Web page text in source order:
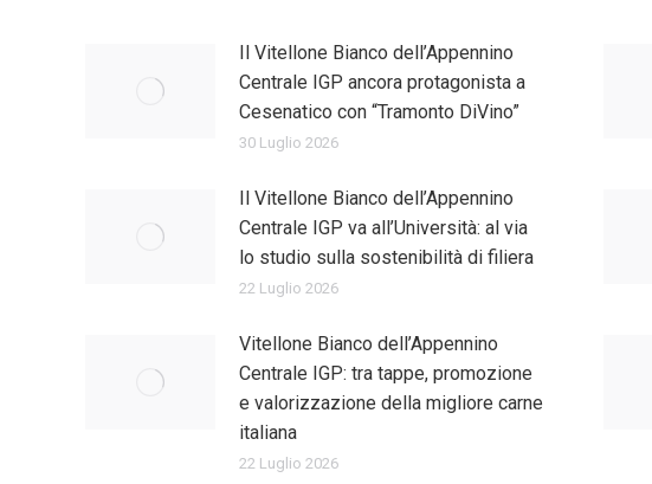
Il Vitellone Bianco dell’Appennino
Centrale IGP ancora protagonista a
Cesenatico con “Tramonto DiVino”
30 Luglio 2026
Il Vitellone Bianco dell’Appennino
Centrale IGP va all’Università: al via
lo studio sulla sostenibilità di filiera
22 Luglio 2026
Vitellone Bianco dell’Appennino
Centrale IGP: tra tappe, promozione
e valorizzazione della migliore carne
italiana
22 Luglio 2026